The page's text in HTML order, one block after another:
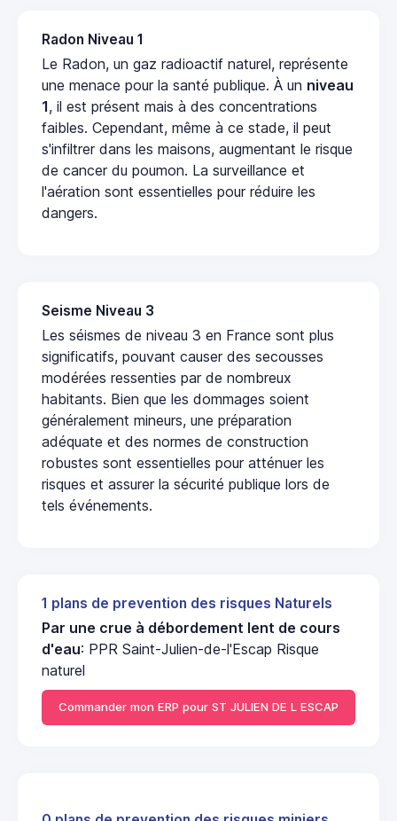
Radon Niveau 1
Le Radon, un gaz radioactif naturel, représente
une menace pour la santé publique. À un niveau
1, il est présent mais à des concentrations
faibles. Cependant, même à ce stade, il peut
s'infiltrer dans les maisons, augmentant le risque
de cancer du poumon. La surveillance et
l'aération sont essentielles pour réduire les
dangers.
Seisme Niveau 3
Les séismes de niveau 3 en France sont plus
significatifs, pouvant causer des secousses
modérées ressenties par de nombreux
habitants. Bien que les dommages soient
généralement mineurs, une préparation
adéquate et des normes de construction
robustes sont essentielles pour atténuer les
risques et assurer la sécurité publique lors de
tels événements.
1 plans de prevention des risques Naturels
Par une crue à débordement lent de cours
d'eau: PPR Saint-Julien-de-l'Escap Risque
naturel
Commander mon ERP pour ST JULIEN DE L ESCAP